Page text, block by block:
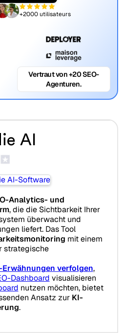
+2000 utilisateurs
Vertraut von +20 SEO-
Agenturen.
AI
Analytics- und
, die die Sichtbarkeit Ihrer
überwacht und
liefert. Das Tool
mit einem
strategische
Erwähnungen verfolgen,
Dashboard visualisieren
nutzen möchten, bietet
Ansatz zur KI-
.